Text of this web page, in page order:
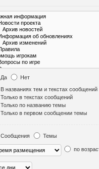
Да
Нет
В названиях тем и текстах сообщений
Только в текстах сообщений
Только по названию темы
Только в первом сообщении темы
Сообщения
Темы
по